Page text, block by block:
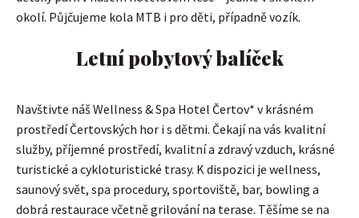
okolí. Půjčujeme kola MTB i pro děti, případně vozík.
Letní pobytový balíček
Navštivte náš Wellness & Spa Hotel Čertov* v krásném
prostředí Čertovských hor i s dětmi. Čekají na vás kvalitní
služby, příjemné prostředí, kvalitní a zdravý vzduch, krásné
turistické a cykloturistické trasy. K dispozici je wellness,
saunový svět, spa procedury, sportoviště, bar, bowling a
dobrá restaurace včetně grilování na terase. Těšíme se na